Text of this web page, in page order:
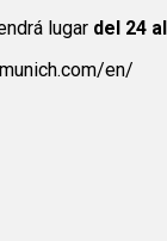
lugar del 24
en/